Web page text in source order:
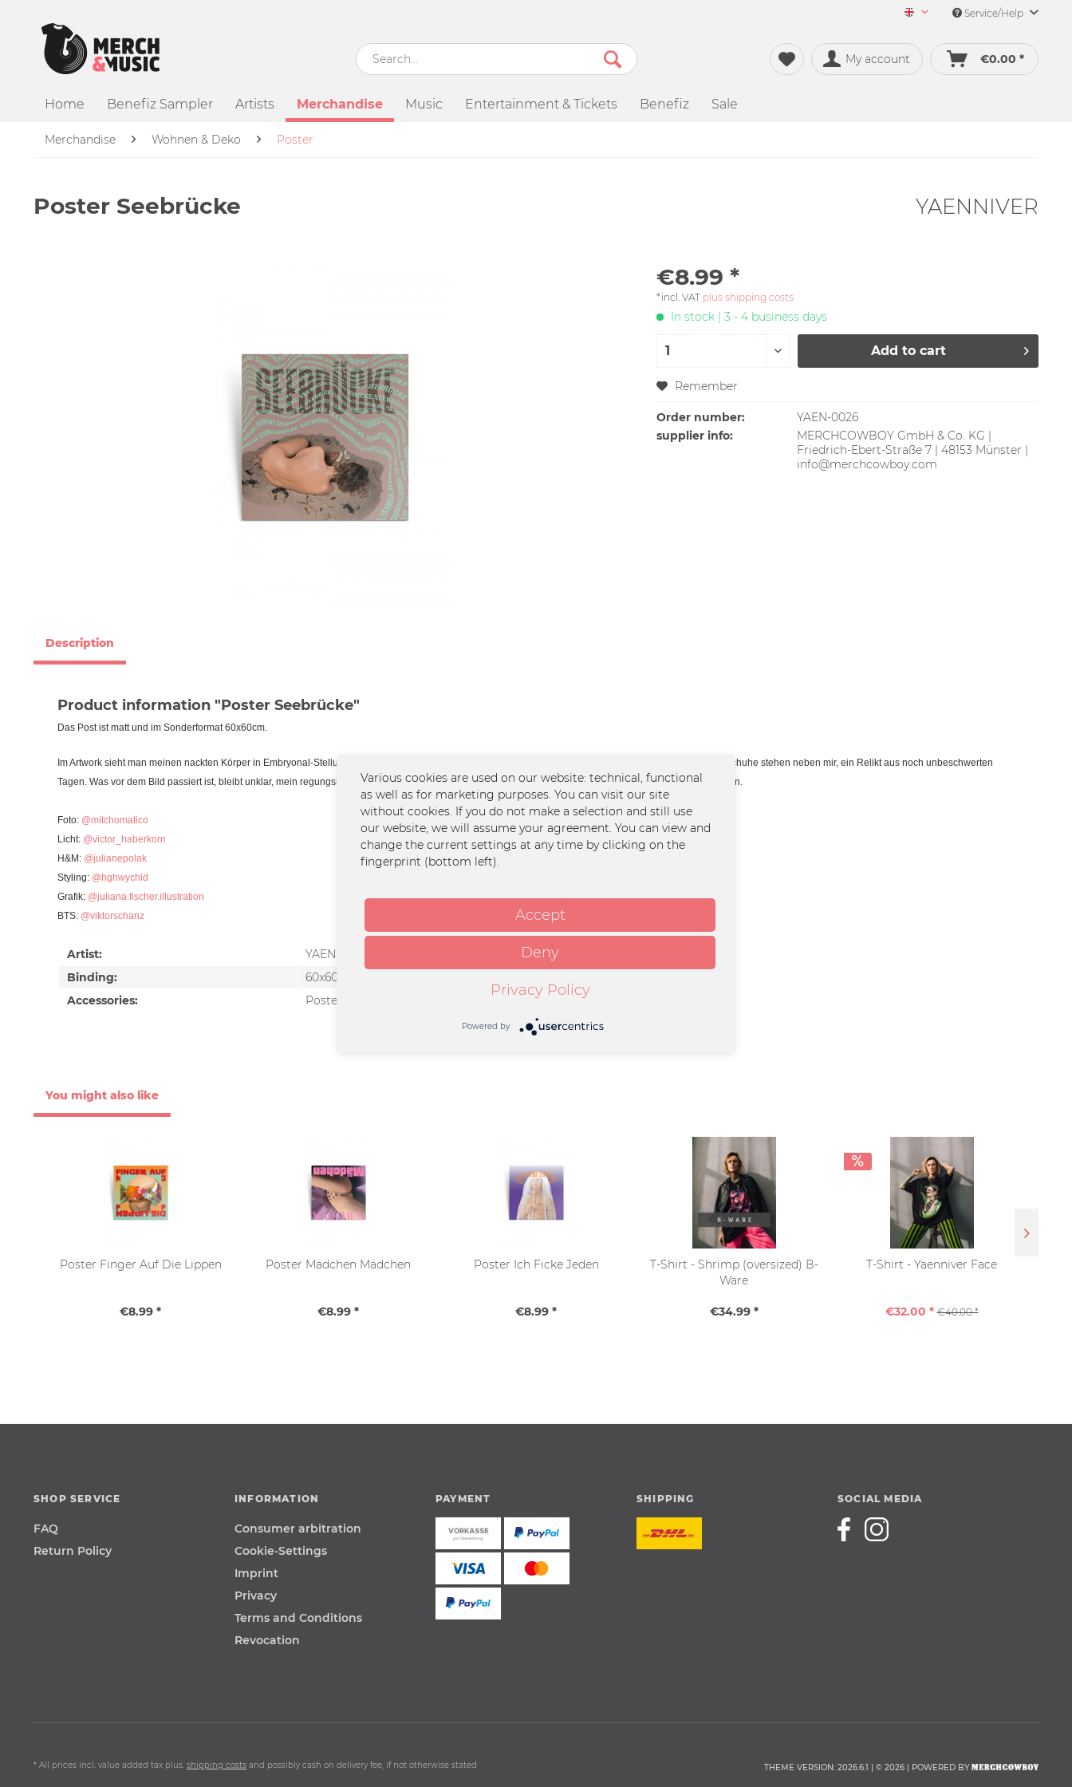
Merch&Music English
Service/Help
My account €0.00 *
Home Benefiz Sampler Artists Merchandise Music Entertainment & Tickets Benefiz Sale
Merchandise Wohnen & Deko Poster
Poster Seebrücke YAENNIVER
€8.99 *
*incl. VAT plus shipping costs
In stock | 3 - 4 business days
Add to cart
Remember
Order number:
YAEN-0026
supplier info:
MERCHCOWBOY GmbH & Co. KG |
Friedrich-Ebert-Straße 7 | 48153 Münster |
info@merchcowboy.com
Description
Product information "Poster Seebrücke"
Das Post ist matt und im Sonderformat 60x60cm.
Im Artwork sieht man meinen nackten Körper in Embryonal-Stellung, der an Land gespült wurde, ich bin nass, sandig und voller Algen. Meine ersten Kinderschuhe stehen neben mir, ein Relikt aus noch unbeschwerten
Tagen. Was vor dem Bild passiert ist, bleibt unklar, mein regungsloser Körper lässt aber vermuten, dass die rauen Wellen der Ostsee mir sehr zugesetzt haben.
Foto: @mitchomatico
Licht: @victor_haberkorn
H&M: @julianepolak
Styling: @hghwychld
Grafik: @juliana.fischer.illustration
BTS: @viktorschanz
Artist:
YAENNIVER
Binding:
60x60
Accessories:
Poster
You might also like
Poster Finger Auf Die Lippen
€8.99 *
Poster Mädchen Mädchen
€8.99 *
Poster Ich Ficke Jeden
€8.99 *
T-Shirt - Shrimp (oversized) B-
Ware
€34.99 *
T-Shirt - Yaenniver Face
€32.00 * €40.00 *
SHOP SERVICE
FAQ
Return Policy
INFORMATION
Consumer arbitration
Cookie-Settings
Imprint
Privacy
Terms and Conditions
Revocation
PAYMENT SHIPPING SOCIAL MEDIA
* All prices incl. value added tax plus. shipping costs and possibly cash on delivery fee, if not otherwise stated THEME VERSION: 2026.6.1 | © 2026 | POWERED BY
Various cookies are used on our website: technical, functional
as well as for marketing purposes. You can visit our site
without cookies. If you do not make a selection and still use
our website, we will assume your agreement. You can view and
change the current settings at any time by clicking on the
fingerprint (bottom left).
Accept
Deny
Privacy Policy
Powered by